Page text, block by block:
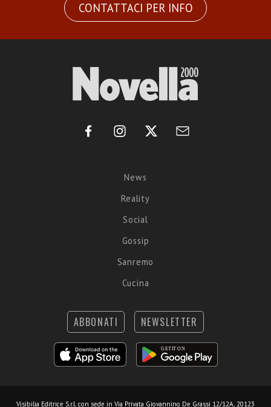
CONTATTACI PER INFO
News
Reality
Social
Gossip
Sanremo
Cucina
ABBONATI NEWSLETTER
Visibilia Editrice S.r.l. con sede in Via Privata Giovannino De Grassi 12/12A, 20123